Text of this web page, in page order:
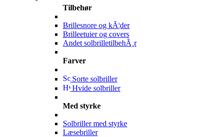
Tilbehør
Brillesnore og kÃ¦der
Brilleetuier og covers
Andet solbrilletilbehÃ¸r
Farver
Sorte solbriller
Hvide solbriller
Med styrke
Solbriller med styrke
Læsebriller